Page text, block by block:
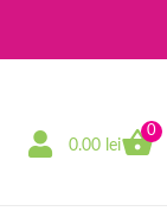
0.00 lei
0